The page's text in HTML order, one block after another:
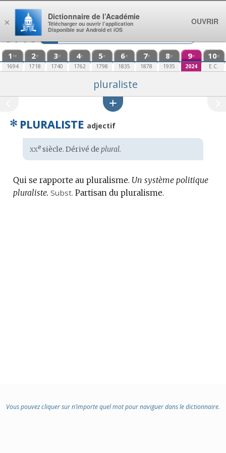
Aller au contenu
1 re
1694
2e
1718
3e
1740
4e
1762
5e
1798
6e
1835
7e
1878
8e
1935
9e
2024
10e
E.C.
pluraliste
✻ PLURALISTE adjectif
Étymologie
:
xxesiècle. Dérivé de plural.
Qui se rapporte au pluralisme. Un système politique
pluraliste. Subst. Partisan du pluralisme.
Vous pouvez cliquer sur n’importe quel mot pour naviguer dans le dictionnaire.
×
Dictionnaire de l’Académie
Télécharger ou ouvrir l’application
Disponible sur Android et iOS
OUVRIR